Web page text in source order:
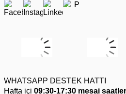
WHATSAPP DESTEK HATTI
Hafta içi 09:30-17:30 mesai